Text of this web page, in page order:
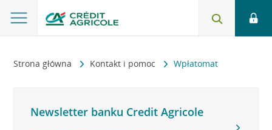
Strona główna Kontakt i pomoc Wpłatomat
Newsletter banku Credit Agricole